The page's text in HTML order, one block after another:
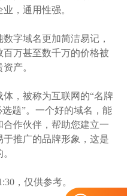
，通用性强。
字域名更加简洁易记，
万甚至数千万的价格被
产。
，被称为互联网的“名牌
题”。一个好的域名，能
作伙伴，帮助您建立一
推广的品牌形象，这是
，仅供参考。